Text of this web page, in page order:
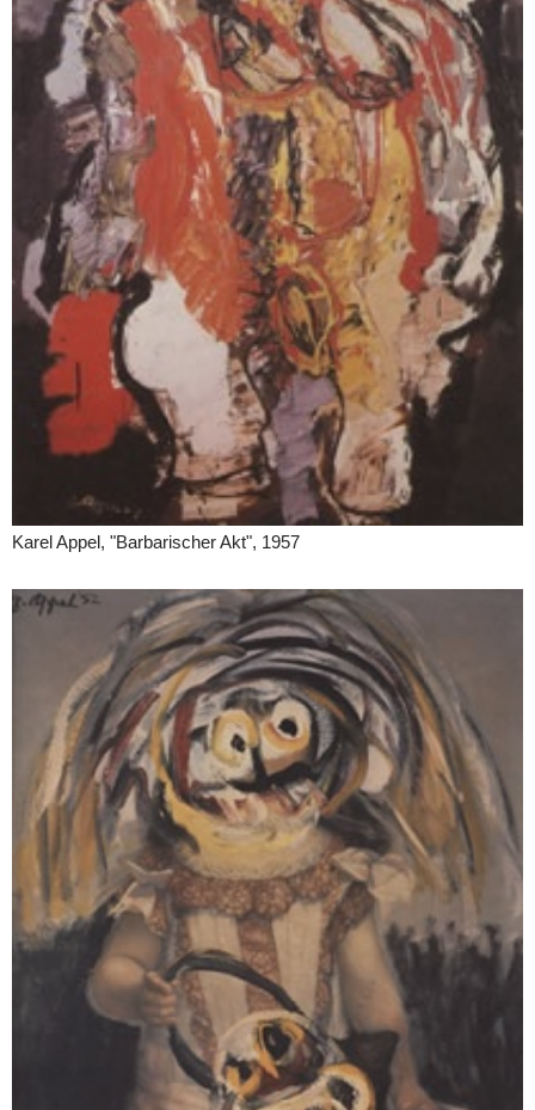
Karel Appel, "Barbarischer Akt", 1957